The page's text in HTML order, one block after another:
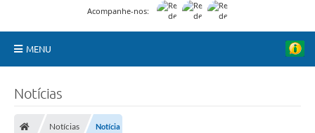
Acompanhe-nos:
MENU
Notícias
Notícias Notícia